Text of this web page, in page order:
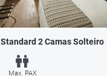
Standard 2 Camas Solteiro
Max. PAX